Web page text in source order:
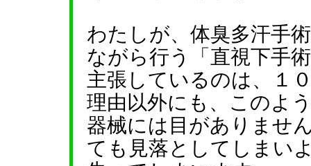
わたしが、体臭多汗手
ながら行う「直視下手
主張しているのは、１
理由以外にも、このよ
器械には目がありませ
ても見落としてしまい